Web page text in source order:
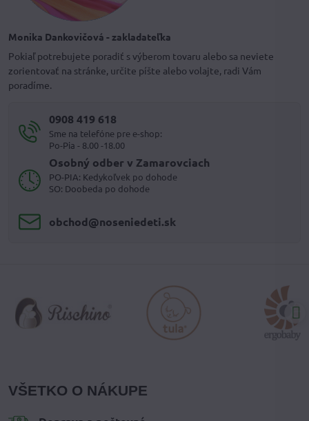
Monika Dankovičová - zakladateľka
Pokiaľ potrebujete poradiť s výberom tovaru alebo sa neviete
zorientovať na stránke, určite píšte alebo volajte, radi Vám
poradíme.
0908 419 618
Sme na telefóne pre e-shop:
Po-Pia - 8.00 -18.00
Osobný odber v Zamarovciach
PO-PIA: Kedykoľvek po dohode
SO: Doobeda po dohode
obchod​@noseniedeti​.sk
VŠETKO O NÁKUPE